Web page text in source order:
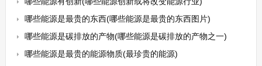
哪些能源是最贵的东西(哪些能源是最贵的东西图片)
哪些能源是碳排放的产物(哪些能源是碳排放的产物之一)
哪些能源是最贵的能源物质(最珍贵的能源)